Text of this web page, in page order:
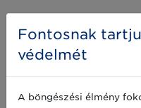
Fontosnak
védelmét
A böngészési élmény